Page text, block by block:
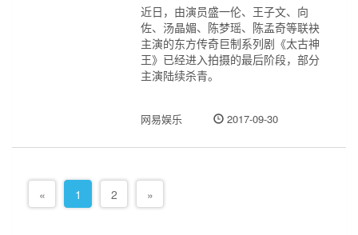
近日，由演员盛一伦、王子文、向
佐、汤晶媚、陈梦瑶、陈孟奇等联袂
主演的东方传奇巨制系列剧《太古神
王》已经进入拍摄的最后阶段，部分
主演陆续杀青。
网易娱乐 2017-09-30
« 1 2 »